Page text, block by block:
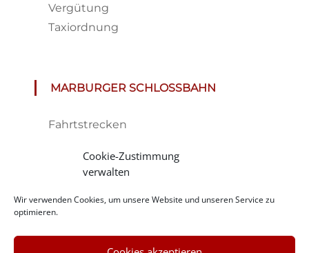
Cookie-Zustimmung
verwalten
Wir verwenden Cookies, um unsere Website und unseren Service zu
optimieren.
Vergütung
Taxiordnung
MARBURGER SCHLOSSBAHN
Fahrtstrecken
Tickets
Impressionen